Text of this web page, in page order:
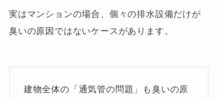
実はマンションの場合、個々の排水設備だけが
臭いの原因ではないケースがあります。
建物全体の「通気管の問題」も臭いの原